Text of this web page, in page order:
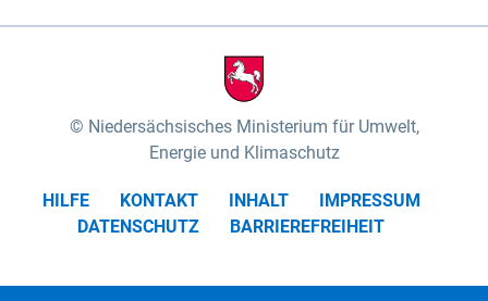
Niedersächsisches Ministerium für Umwelt,
Energie und Klimaschutz
HILFE KONTAKT INHALT
IMPRESSUM
DATENSCHUTZ
BARRIEREFREIHEIT